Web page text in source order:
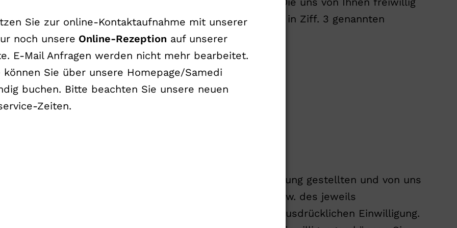
Sie zur online-Kontaktaufnahme mit unserer
noch unsere Online-Rezeption auf unserer
E-Mail Anfragen werden nicht mehr bearbeitet.
können Sie über unsere Homepage/Samedi
buchen. Bitte beachten Sie unsere neuen
Zeiten.
der Bundesrepublik Deutschland und nur zu den in Ziff. 3 genannten
Ihrer
Daten
der Neurologie Neuer Wall von Ihnen zur Verfügung gestellten und von uns
nur zum Zweck der Bearbeitung Ihrer Anfragen bzw. des jeweils
diesen Zweck hinausgehende Nutzung bedarf Ihrer ausdrücklichen Einwilligung.